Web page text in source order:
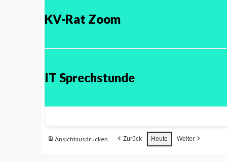
KV-Rat Zoom
IT Sprechstunde
Ansichtausdrucken Zurück Heute Weiter